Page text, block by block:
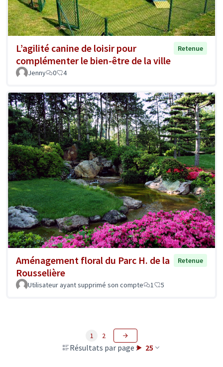
L’agilité canine de loisir pour
complémenter le bien-être de la ville
Retenue
Jenny 0 4
Aménagement floral du Parc H. de la
Rousselière
Retenue
Utilisateur ayant supprimé son compte 1 5
Résultats par page : 25
1 2